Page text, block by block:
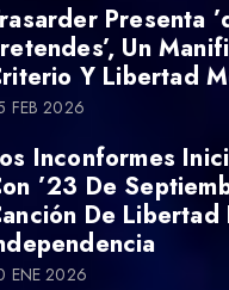
Presenta
Un
Y Libertad
FEB 2026
Inconformes
’23 De
De Libertad
ENE 2026